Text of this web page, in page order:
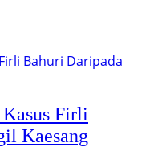
Firli
Kaesang